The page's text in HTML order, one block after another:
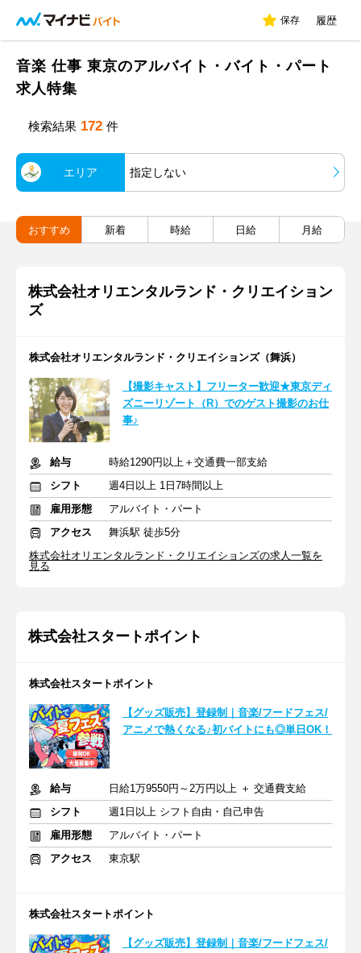
保存 履歴
音楽 仕事 東京のアルバイト・バイト・パート
求人特集
検索結果 172 件
エリア 指定しない
おすすめ 新着 時給 日給 月給
株式会社オリエンタルランド・クリエイション
ズ
株式会社オリエンタルランド・クリエイションズ（舞浜）
【撮影キャスト】フリーター歓迎★東京ディ
ズニーリゾート（R）でのゲスト撮影のお仕
事♪
給与
時給1290円以上＋交通費一部支給
シフト
週4日以上 1日7時間以上
雇用形態
アルバイト・パート
アクセス
舞浜駅 徒歩5分
株式会社オリエンタルランド・クリエイションズの求人一覧を
見る
株式会社スタートポイント
株式会社スタートポイント
【グッズ販売】登録制｜音楽/フードフェス/
アニメで熱くなる♪初バイトにも◎単日OK！
給与
日給1万9550円～2万円以上 ＋ 交通費支給
シフト
週1日以上 シフト自由・自己申告
雇用形態
アルバイト・パート
アクセス
東京駅
株式会社スタートポイント
【グッズ販売】登録制｜音楽/フードフェス/